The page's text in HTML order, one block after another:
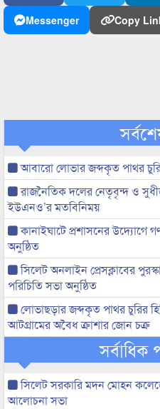
Messenger
Copy
আবারো লোভার জব্দকৃত পাথর চুরি
রাজনৈতিক দলের নেতৃবৃন্দ ও
ইউএনও’র মতবিনিময়
কানাইঘাটে প্রশাসনের উদ্যোগে
অনুষ্ঠিত
সিলেট অনলাইন প্রেসক্লাবের
পরিচিতি সভা অনুষ্ঠিত
লোভাছড়ার জব্দকৃত পাথর চুরির
আটগ্রামের অবৈধ ক্রাশার জোন চক্র
সিলেট সরকারি মদন মোহন
আলোচনা সভা